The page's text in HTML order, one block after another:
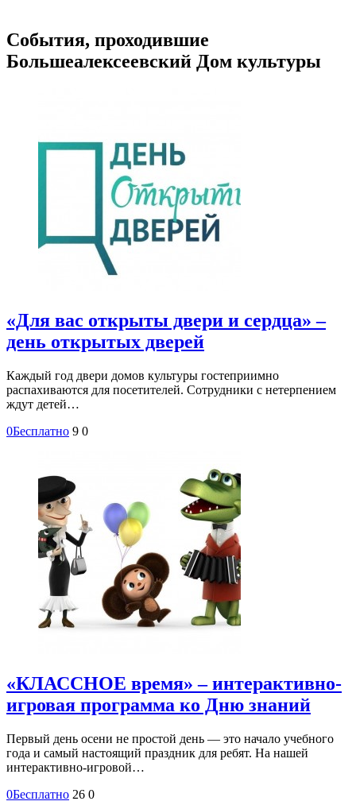
События, проходившие
Большеалексеевский Дом культуры
«Для вас открыты двери и сердца» –
день открытых дверей
Каждый год двери домов культуры гостеприимно
распахиваются для посетителей. Сотрудники с нетерпением
ждут детей…
0Бесплатно 9 0
«КЛАССНОЕ время» – интерактивно-
игровая программа ко Дню знаний
Первый день осени не простой день — это начало учебного
года и самый настоящий праздник для ребят. На нашей
интерактивно-игровой…
0Бесплатно 26 0